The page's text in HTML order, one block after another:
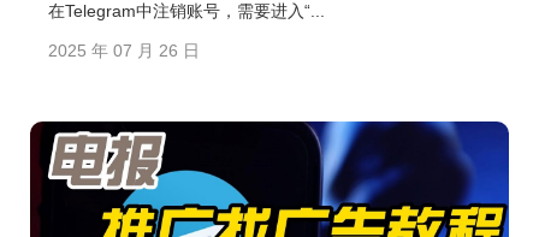
在Telegram中注销账号，需要进入“...
2025 年 07 月 26 日